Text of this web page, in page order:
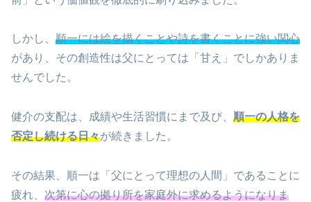
しかし、 順一には絵を描くことや詩を書くことに強い関心
があり、その創造性は父にとっては「甘え」でしかありま
せんでした。
健介の支配は、成績や生活習慣にまで及び、 順一の人格を
否定し続ける日々が続きました。
その結果、順一は「父にとって理想の人間」であることに
疲れ、 次第に心の拠り所を家庭外に求めるようになりま